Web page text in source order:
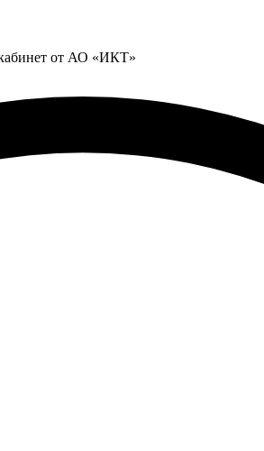
от АО «ИКТ»